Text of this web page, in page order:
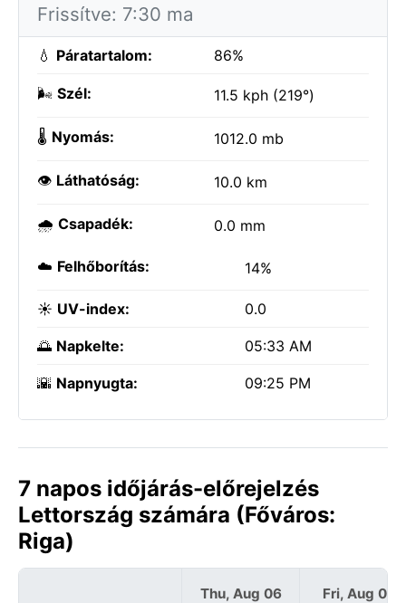
Frissítve: 7:30 ma
💧 Páratartalom: 86%
🌬️ Szél: 11.5 kph (219°)
🌡️ Nyomás: 1012.0 mb
👁️ Láthatóság: 10.0 km
🌧️ Csapadék: 0.0 mm
☁️ Felhőborítás: 14%
☀️ UV-index: 0.0
🌅 Napkelte: 05:33 AM
🌇 Napnyugta: 09:25 PM
7 napos időjárás-előrejelzés
Lettország számára (Főváros:
Riga)
Thu, Aug 06 Fri, Aug 07